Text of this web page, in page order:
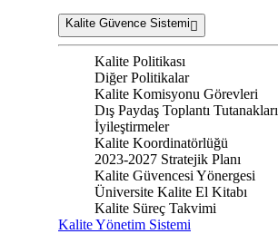
Kalite Güvence Sistemi
Kalite Politikası
Diğer Politikalar
Kalite Komisyonu Görevleri
Dış Paydaş Toplantı Tutanakları
İyileştirmeler
Kalite Koordinatörlüğü
2023-2027 Stratejik Planı
Kalite Güvencesi Yönergesi
Üniversite Kalite El Kitabı
Kalite Süreç Takvimi
Kalite Yönetim Sistemi